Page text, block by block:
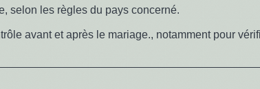
selon les règles du pays concerné.
avant et après le mariage., notamment pour